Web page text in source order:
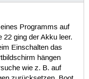
Programms auf
22 ging der Akku leer.
Einschalten das
hängen
wie z. B. auf